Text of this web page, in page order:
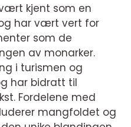
kjent som en
har vært vert for
som de
av monarker.
i turismen og
har bidratt til
Fordelene med
mangfoldet og